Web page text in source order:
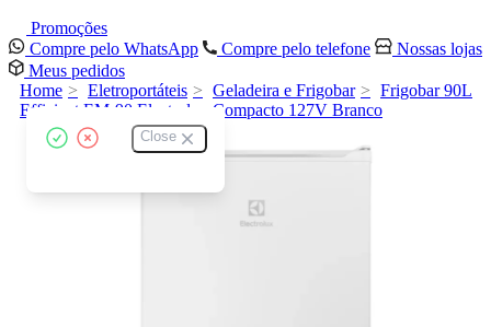
Promoções
Compre pelo WhatsApp
Compre pelo telefone
Nossas lojas
Meus pedidos
Close
Home Eletroportáteis Geladeira e Frigobar
Frigobar 90L
Efficient EM-90 Electrolux Compacto 127V Branco